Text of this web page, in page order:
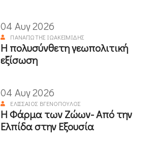
04 Αυγ 2026
ΠΑΝΑΓΙΏΤΗΣ ΙΩΑΚΕΙΜΊΔΗΣ
Η πολυσύνθετη γεωπολιτική
εξίσωση
04 Αυγ 2026
ΕΛΙΣΣΑΊΟΣ ΒΓΕΝΌΠΟΥΛΟΣ
Η Φάρμα των Ζώων- Από την
Ελπίδα στην Εξουσία